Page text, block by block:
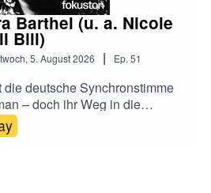
Barthel (u. a. Nicole
Bill)
5. August 2026 | Ep. 51
die deutsche Synchronstimme
– doch ihr Weg in die
war alles andere als glatt. Im
Podcast erzählt sie von ihren
in West-Berlin,
Aufnahme-Panne im